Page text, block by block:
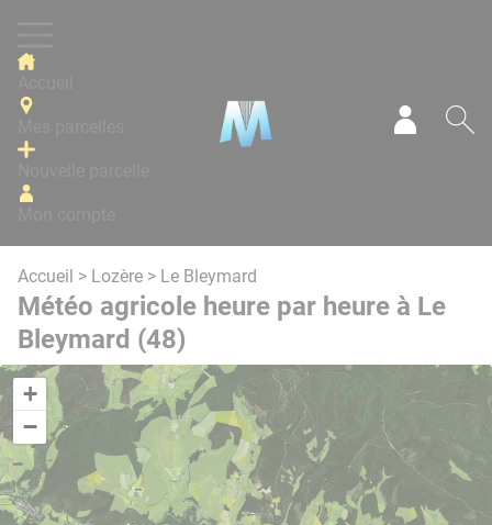
Accueil > Lozère > Le Bleymard
Météo agricole heure par heure à Le
Bleymard (48)
+
−